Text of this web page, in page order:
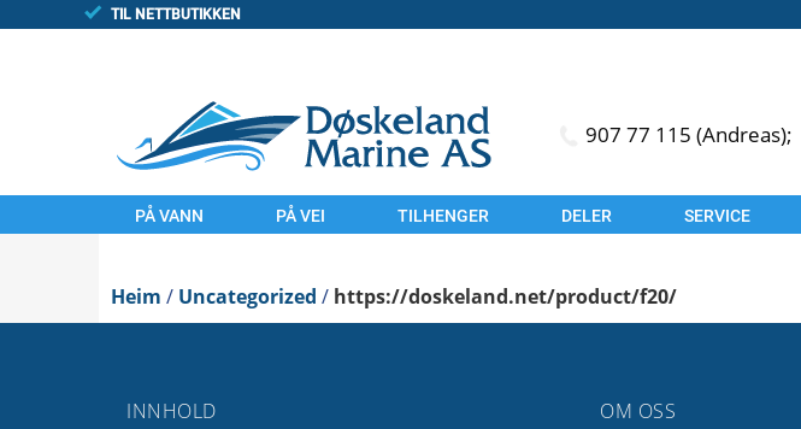
TIL NETTBUTIKKEN
907 77 115 (Andreas);
PÅ VANN
BÅTER
VANN
PÅ VEI
UTSTYR
TILHENGER
FINN/TORGET
DELER SERVICE
Heim / Uncategorized / https://doskeland.net/product/f20/
INNHOLD OM OSS